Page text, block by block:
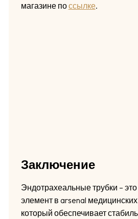
магазине поссылке.
Заключение
Эндотрахеальные трубки –
элемент в arsenal
который обеспечивает